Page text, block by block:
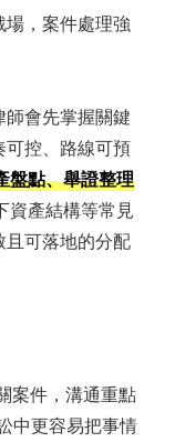
，案件處理強
會先掌握關鍵
控、路線可預
盤點、舉證整理
資產結構等常見
可落地的分配
案件，溝通重點
中更容易把事情